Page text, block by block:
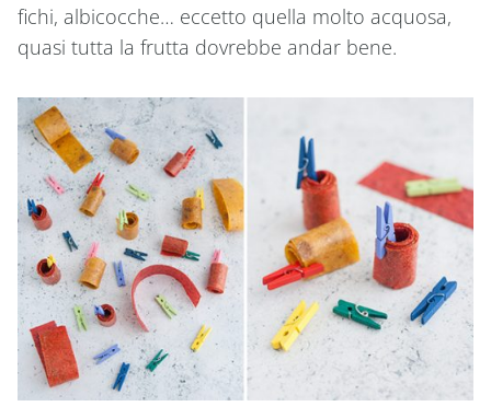
fichi, albicocche… eccetto quella molto acquosa,
quasi tutta la frutta dovrebbe andar bene.